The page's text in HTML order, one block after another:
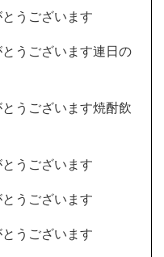
うございます
うございます連日の
うございます焼酎飲
うございます
うございます
うございます